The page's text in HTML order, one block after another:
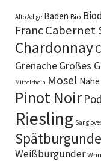
Alto Adige Baden Bio
FrancCabernet
Chardonnay
GrenacheGroßes
Mittelrhein Mosel Nahe
Pinot Noir
Riesling
Weißburgunder